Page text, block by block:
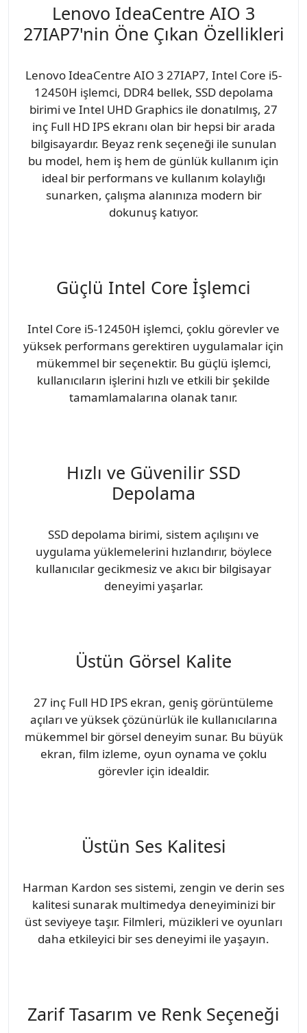
Lenovo IdeaCentre AIO 3
27IAP7'nin Öne Çıkan Özellikleri
Lenovo IdeaCentre AIO 3 27IAP7, Intel Core i5-
12450H işlemci, DDR4 bellek, SSD depolama
birimi ve Intel UHD Graphics ile donatılmış, 27
inç Full HD IPS ekranı olan bir hepsi bir arada
bilgisayardır. Beyaz renk seçeneği ile sunulan
bu model, hem iş hem de günlük kullanım için
ideal bir performans ve kullanım kolaylığı
sunarken, çalışma alanınıza modern bir
dokunuş katıyor.
Güçlü Intel Core İşlemci
Intel Core i5-12450H işlemci, çoklu görevler ve
yüksek performans gerektiren uygulamalar için
mükemmel bir seçenektir. Bu güçlü işlemci,
kullanıcıların işlerini hızlı ve etkili bir şekilde
tamamlamalarına olanak tanır.
Hızlı ve Güvenilir SSD
Depolama
SSD depolama birimi, sistem açılışını ve
uygulama yüklemelerini hızlandırır, böylece
kullanıcılar gecikmesiz ve akıcı bir bilgisayar
deneyimi yaşarlar.
Üstün Görsel Kalite
27 inç Full HD IPS ekran, geniş görüntüleme
açıları ve yüksek çözünürlük ile kullanıcılarına
mükemmel bir görsel deneyim sunar. Bu büyük
ekran, film izleme, oyun oynama ve çoklu
görevler için idealdir.
Üstün Ses Kalitesi
Harman Kardon ses sistemi, zengin ve derin ses
kalitesi sunarak multimedya deneyiminizi bir
üst seviyeye taşır. Filmleri, müzikleri ve oyunları
daha etkileyici bir ses deneyimi ile yaşayın.
Zarif Tasarım ve Renk Seçeneği